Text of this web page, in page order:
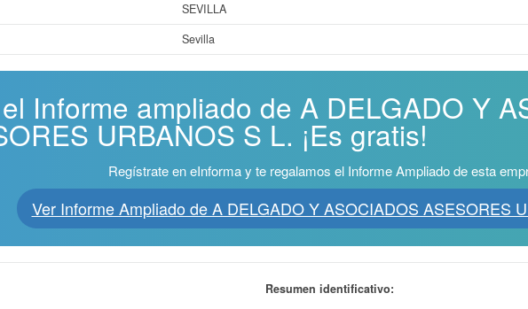
SEVILLA
Sevilla
Informe ampliado de A DELGADO Y
URBANOS S L. ¡Es gratis!
Regístrate en eInforma y te regalamos el Informe Ampliado de esta
Ver Informe Ampliado de A DELGADO Y ASOCIADOS ASESORES
Resumen identificativo: